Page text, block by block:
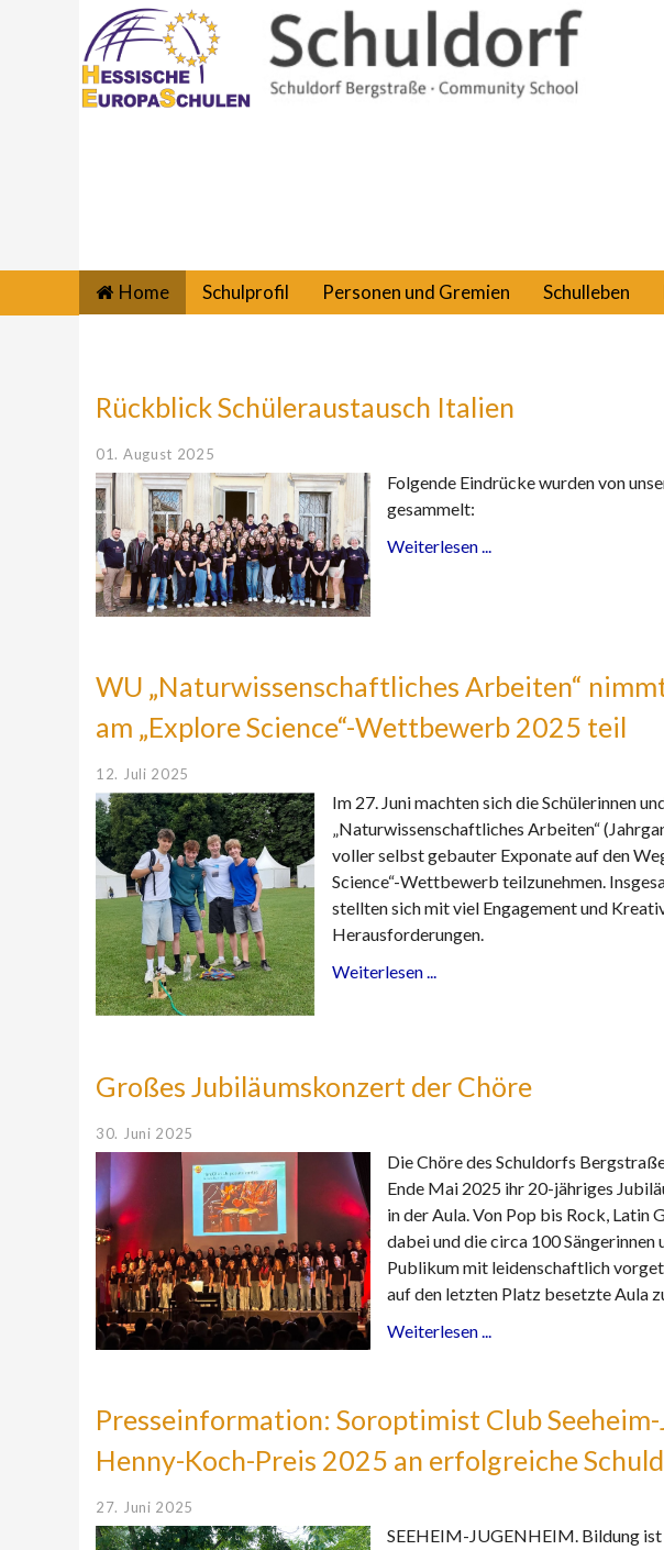
Home Schulprofil Personen und Gremien Schulleben
Rückblick Schüleraustausch Italien
01. August 2025
Folgende Eindrücke wurden von
gesammelt:
Weiterlesen ...
WU „Naturwissenschaftliches Arbeiten“
am „Explore Science“-Wettbewerb 2025 teil
12. Juli 2025
Im 27. Juni machten sich die Schülerinnen
„Naturwissenschaftliches Arbeiten“
voller selbst gebauter Exponate auf den
Science“-Wettbewerb teilzunehmen.
stellten sich mit viel Engagement und
Herausforderungen.
Weiterlesen ...
Großes Jubiläumskonzert der Chöre
30. Juni 2025
Die Chöre des Schuldorfs
Ende Mai 2025 ihr 20-jähriges
in der Aula. Von Pop bis Rock, Latin
dabei und die circa 100 Sängerinnen
Publikum mit leidenschaftlich
auf den letzten Platz besetzte Aula
Weiterlesen ...
Presseinformation: Soroptimist Club
Henny-Koch-Preis 2025 an erfolgreiche
27. Juni 2025
SEEHEIM-JUGENHEIM. Bildung ist